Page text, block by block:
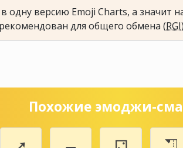
версию Emoji Charts, а значит
для общего обмена (RGI
Похожие эмоджи-